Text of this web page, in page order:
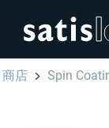
隐藏页
商店 Spin